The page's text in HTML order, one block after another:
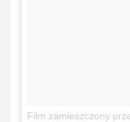
Film zamieszczony